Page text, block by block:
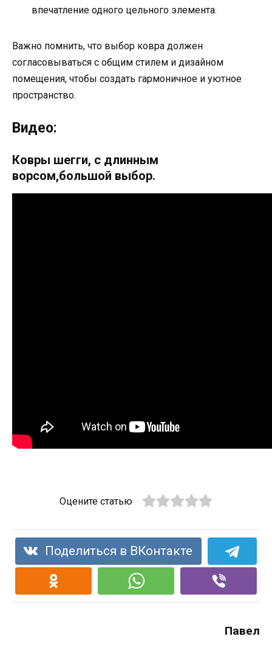
впечатление одного цельного элемента.
Важно помнить, что выбор ковра должен
согласовываться с общим стилем и дизайном
помещения, чтобы создать гармоничное и уютное
пространство.
Видео:
Ковры шегги, с длинным
ворсом,большой выбор.
Оцените статью
Поделиться в ВКонтакте
Павел